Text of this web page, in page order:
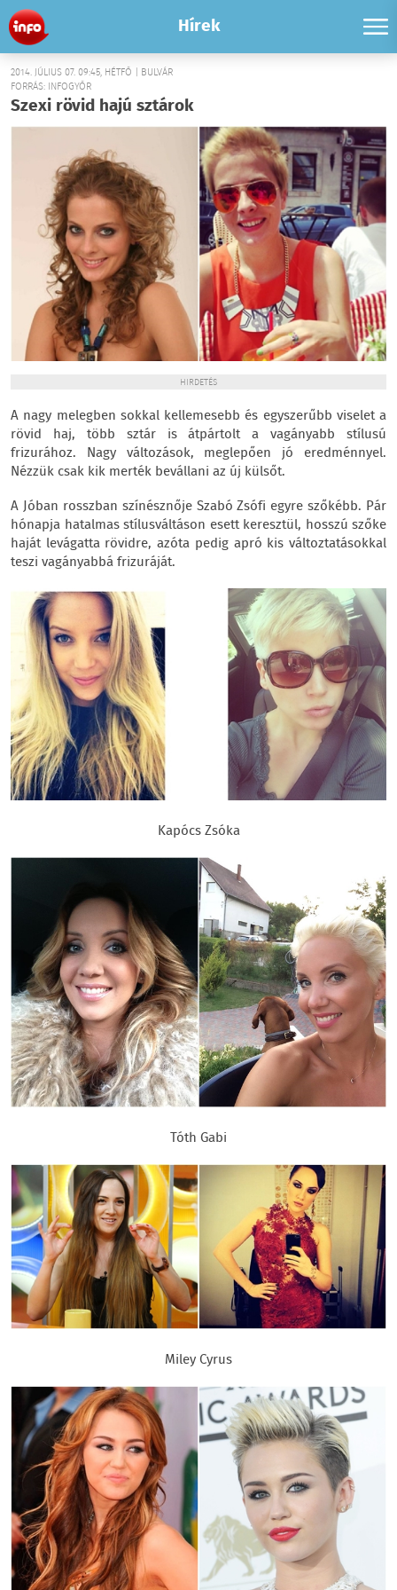
Hírek
2014. JÚLIUS 07. 09:45, HÉTFŐ | BULVÁR
FORRÁS: INFOGYŐR
Szexi rövid hajú sztárok
HIRDETÉS
A nagy melegben sokkal kellemesebb és egyszerűbb viselet a
rövid haj, több sztár is átpártolt a vagányabb stílusú
frizurához. Nagy változások, meglepően jó eredménnyel.
Nézzük csak kik merték bevállani az új külsőt.
A Jóban rosszban színésznője Szabó Zsófi egyre szőkébb. Pár
hónapja hatalmas stílusváltáson esett keresztül, hosszú szőke
haját levágatta rövidre, azóta pedig apró kis változtatásokkal
teszi vagányabbá frizuráját.
Kapócs Zsóka
Tóth Gabi
Miley Cyrus